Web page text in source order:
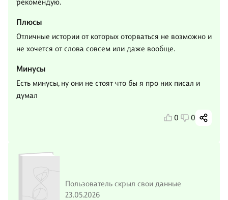
рекомендую.
Плюсы
Отличные истории от которых оторваться не возможно и
не хочется от слова совсем или даже вообще.
Минусы
Есть минусы, ну они не стоят что бы я про них писал и
думал
0 0
Пользователь скрыл свои данные
23.05.2026